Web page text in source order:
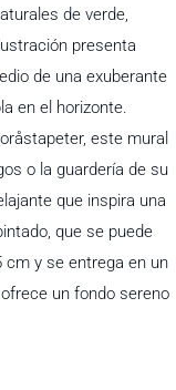
de verde,
presenta
de una exuberante
en el horizonte.
este mural
o la guardería de su
que inspira una
que se puede
cm y se entrega en un
un fondo sereno